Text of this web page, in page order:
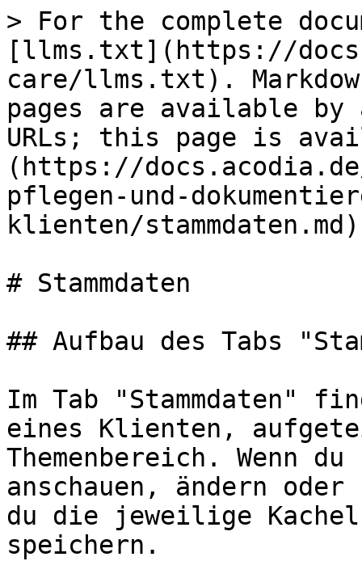
> For the complete
[llms.txt](https://
care/llms.txt).
pages are available by
URLs; this page is
(https://
pflegen-und-
klienten/
# Stammdaten
## Aufbau des Tabs
Im Tab "Stammdaten"
eines Klienten,
Themenbereich. Wenn
anschauen, ändern
du die jeweilige
speichern.